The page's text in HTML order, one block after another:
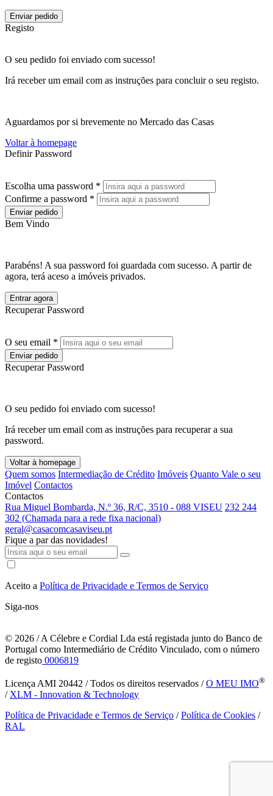
Enviar pedido
Registo
O seu pedido foi enviado com sucesso!
Irá receber um email com as instruções para concluir o seu registo.
Aguardamos por si brevemente no Mercado das Casas
Voltar à homepage
Definir Password
Escolha uma password *
Confirme a password *
Enviar pedido
Bem Vindo
Parabéns! A sua password foi guardada com sucesso. A partir de
agora, terá aceso a imóveis privados.
Entrar agora
Recuperar Password
O seu email *
Enviar pedido
Recuperar Password
O seu pedido foi enviado com sucesso!
Irá receber um email com as instruções para recuperar a sua
password.
Voltar à homepage
Quem somos Intermediação de Crédito Imóveis Quanto Vale o seu
Imóvel Contactos
Contactos
Rua Miguel Bombarda, N.º 36, R/C, 3510 - 088 VISEU 232 244
302 (Chamada para a rede fixa nacional)
geral@casacomcasaviseu.pt
Fique a par das novidades!
Aceito a Política de Privacidade e Termos de Serviço
Siga-nos
© 2026 / A Célebre e Cordial Lda está registada junto do Banco de
Portugal como Intermediário de Crédito Vinculado, com o número
de registo 0006819
Licença AMI 20442 / Todos os direitos reservados /O MEU IMO®
/ XLM - Innovation & Technology
Política de Privacidade e Termos de Serviço /Política de Cookies /
RAL